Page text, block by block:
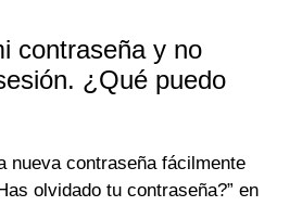
contraseña y no
¿Qué puedo
nueva contraseña fácilmente
olvidado tu contraseña?” en